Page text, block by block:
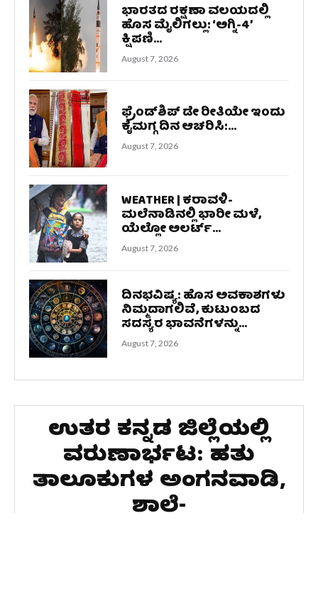
ಭಾರತದ ರಕ್ಷಣಾ ವಲಯದಲ್ಲಿ
ಹೊಸ ಮೈಲಿಗಲ್ಲು: ‘ಅಗ್ನಿ-4’
ಕ್ಷಿಪಣಿ...
August 7, 2026
ಫ್ರೆಂಡ್​ಶಿಪ್ ಡೇ ರೀತಿಯೇ ಇಂದು
ಕೈಮಗ್ಗ ದಿನ ಆಚರಿಸಿ:...
August 7, 2026
WEATHER | ಕರಾವಳಿ-
ಮಲೆನಾಡಿನಲ್ಲಿ ಭಾರೀ ಮಳೆ,
ಯೆಲ್ಲೋ ಅಲರ್ಟ್‌...
August 7, 2026
ದಿನಭವಿಷ್ಯ: ಹೊಸ ಅವಕಾಶಗಳು
ನಿಮ್ಮದಾಗಲಿವೆ, ಕುಟುಂಬದ
ಸದಸ್ಯರ ಭಾವನೆಗಳನ್ನು...
August 7, 2026